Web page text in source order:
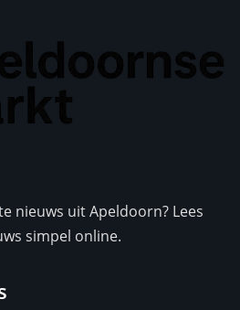
nieuws uit Apeldoorn? Lees
simpel online.